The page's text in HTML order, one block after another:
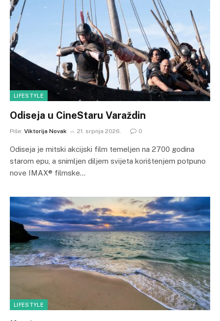
LIFESTYLE
Odiseja u CineStaru Varaždin
Piše: Viktorija Novak 21. srpnja 2026. 0
Odiseja je mitski akcijski film temeljen na 2700 godina
starom epu, a snimljen diljem svijeta korištenjem potpuno
nove IMAX® filmske…
LIFESTYLE